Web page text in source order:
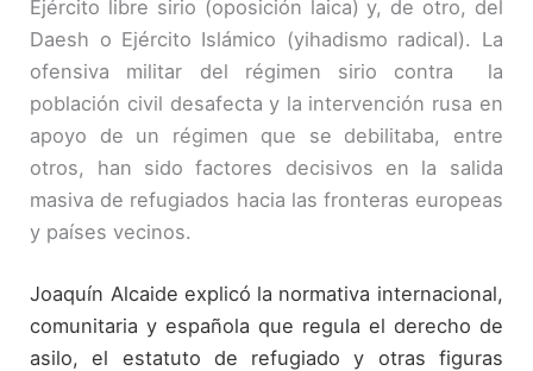
Ejército libre sirio (oposición laica) y, de otro, del
Daesh o Ejército Islámico (yihadismo radical). La
ofensiva militar del régimen sirio contra la
población civil desafecta y la intervención rusa en
apoyo de un régimen que se debilitaba, entre
otros, han sido factores decisivos en la salida
masiva de refugiados hacia las fronteras europeas
y países vecinos.
Joaquín Alcaide explicó la normativa internacional,
comunitaria y española que regula el derecho de
asilo, el estatuto de refugiado y otras figuras